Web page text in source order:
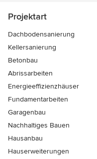
Projektart
Dachbodensanierung
Kellersanierung
Betonbau
Abrissarbeiten
Energieeffizienzhäuser
Fundamentarbeiten
Garagenbau
Nachhaltiges Bauen
Hausanbau
Hauserweiterungen